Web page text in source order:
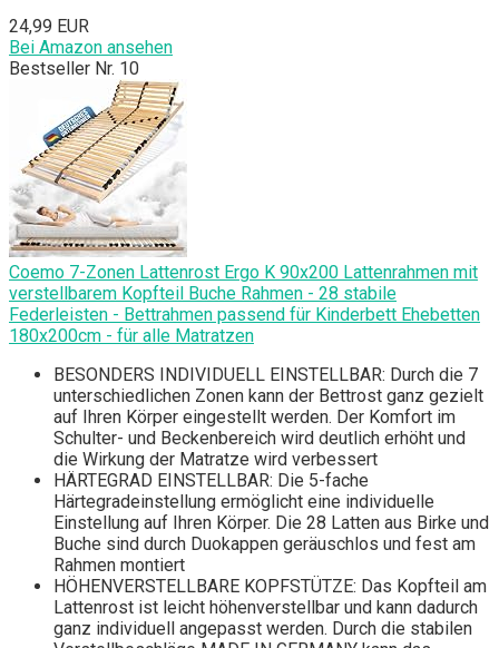
24,99 EUR
Bei Amazon ansehen
Bestseller Nr. 10
Coemo 7-Zonen Lattenrost Ergo K 90x200 Lattenrahmen mit
verstellbarem Kopfteil Buche Rahmen - 28 stabile
Federleisten - Bettrahmen passend für Kinderbett Ehebetten
180x200cm - für alle Matratzen
BESONDERS INDIVIDUELL EINSTELLBAR: Durch die 7
unterschiedlichen Zonen kann der Bettrost ganz gezielt
auf Ihren Körper eingestellt werden. Der Komfort im
Schulter- und Beckenbereich wird deutlich erhöht und
die Wirkung der Matratze wird verbessert
HÄRTEGRAD EINSTELLBAR: Die 5-fache
Härtegradeinstellung ermöglicht eine individuelle
Einstellung auf Ihren Körper. Die 28 Latten aus Birke und
Buche sind durch Duokappen geräuschlos und fest am
Rahmen montiert
HÖHENVERSTELLBARE KOPFSTÜTZE: Das Kopfteil am
Lattenrost ist leicht höhenverstellbar und kann dadurch
ganz individuell angepasst werden. Durch die stabilen